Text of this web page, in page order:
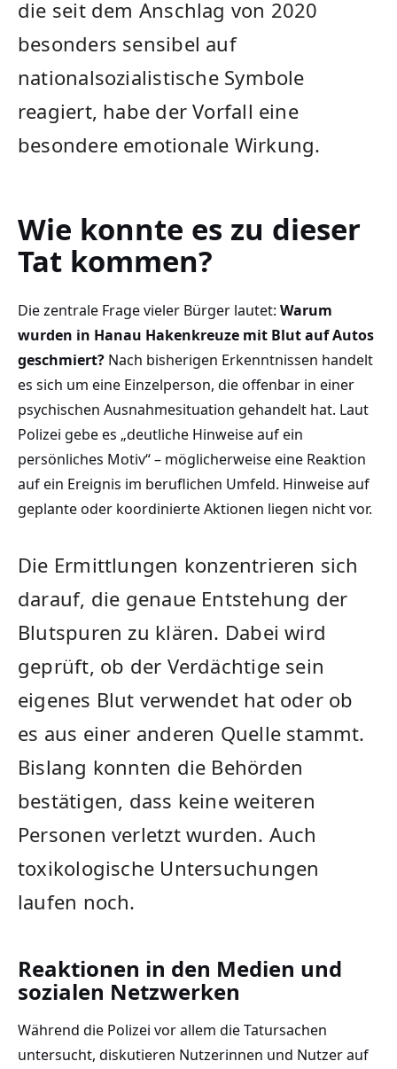
die seit dem Anschlag von 2020
besonders sensibel auf
nationalsozialistische Symbole
reagiert, habe der Vorfall eine
besondere emotionale Wirkung.
Wie konnte es zu dieser
Tat kommen?
Die zentrale Frage vieler Bürger lautet: Warum
wurden in Hanau Hakenkreuze mit Blut auf Autos
geschmiert? Nach bisherigen Erkenntnissen handelt
es sich um eine Einzelperson, die offenbar in einer
psychischen Ausnahmesituation gehandelt hat. Laut
Polizei gebe es „deutliche Hinweise auf ein
persönliches Motiv“ – möglicherweise eine Reaktion
auf ein Ereignis im beruflichen Umfeld. Hinweise auf
geplante oder koordinierte Aktionen liegen nicht vor.
Die Ermittlungen konzentrieren sich
darauf, die genaue Entstehung der
Blutspuren zu klären. Dabei wird
geprüft, ob der Verdächtige sein
eigenes Blut verwendet hat oder ob
es aus einer anderen Quelle stammt.
Bislang konnten die Behörden
bestätigen, dass keine weiteren
Personen verletzt wurden. Auch
toxikologische Untersuchungen
laufen noch.
Reaktionen in den Medien und
sozialen Netzwerken
Während die Polizei vor allem die Tatursachen
untersucht, diskutieren Nutzerinnen und Nutzer auf